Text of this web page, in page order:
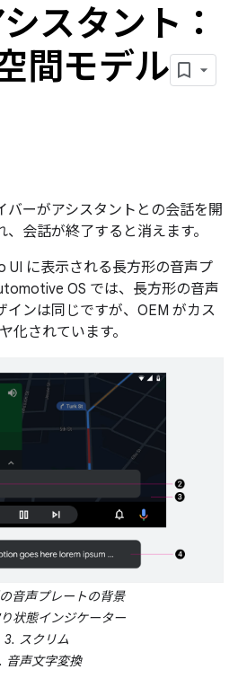
スタント：
間モデル
バーがアシスタントとの会話を開
会話が終了すると消えます。
UI に表示される長方形の音声プ
OS では、長方形の音声
インは同じですが、OEM がカス
化されています。
音声プレートの背景
状態インジケーター
3. スクリム
音声文字変換